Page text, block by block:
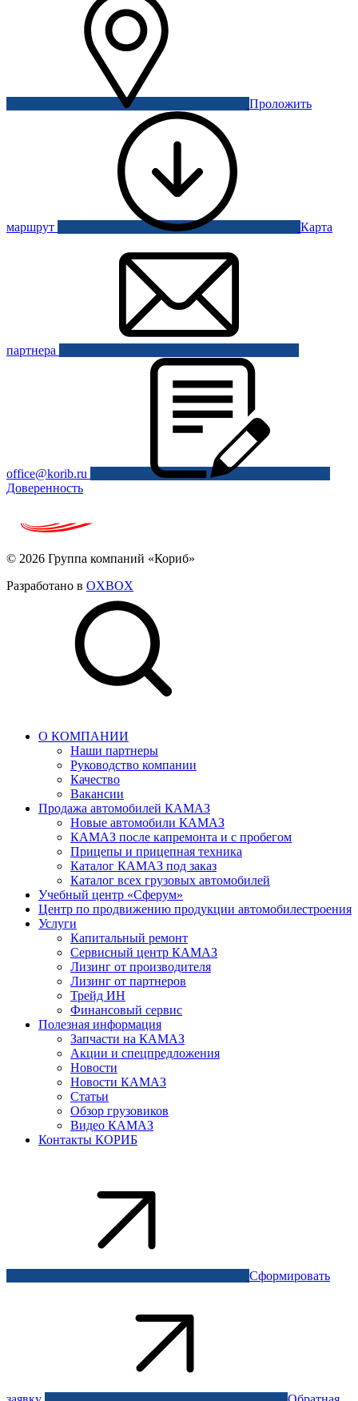
Проложить
маршрут Карта
партнера
office@korib.ru
Доверенность
© 2026 Группа компаний «Кориб»
Разработано в OXBOX
О КОМПАНИИ
Наши партнеры
Руководство компании
Качество
Вакансии
Продажа автомобилей КАМАЗ
Новые автомобили КАМАЗ
КАМАЗ после капремонта и с пробегом
Прицепы и прицепная техника
Каталог КАМАЗ под заказ
Каталог всех грузовых автомобилей
Учебный центр «Сферум»
Центр по продвижению продукции автомобилестроения
Услуги
Капитальный ремонт
Сервисный центр КАМАЗ
Лизинг от производителя
Лизинг от партнеров
Трейд ИН
Финансовый сервис
Полезная информация
Запчасти на КАМАЗ
Акции и спецпредложения
Новости
Новости КАМАЗ
Статьи
Обзор грузовиков
Видео КАМАЗ
Контакты КОРИБ
Сформировать